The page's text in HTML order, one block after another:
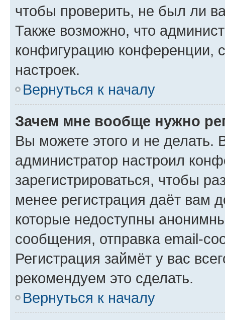
чтобы проверить, не был ли
Также возможно, что
конфигурацию конференции,
настроек.
Вернуться к началу
Зачем мне вообще нужно
Вы можете этого и не делать.
администратор настроил
зарегистрироваться, чтобы
менее регистрация даёт вам
которые недоступны
сообщения, отправка email-
Регистрация займёт у вас
рекомендуем это сделать.
Вернуться к началу